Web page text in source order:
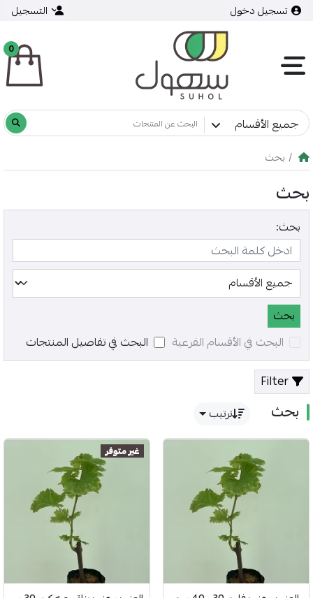
تسجيل دخول التسجيل
0
جميع الأقسام
بحث
بحث
بحث:
البحث في الأقسام الفرعية
البحث في تفاصيل المنتجات
Filter
بحث ترتيب
غير متوفر